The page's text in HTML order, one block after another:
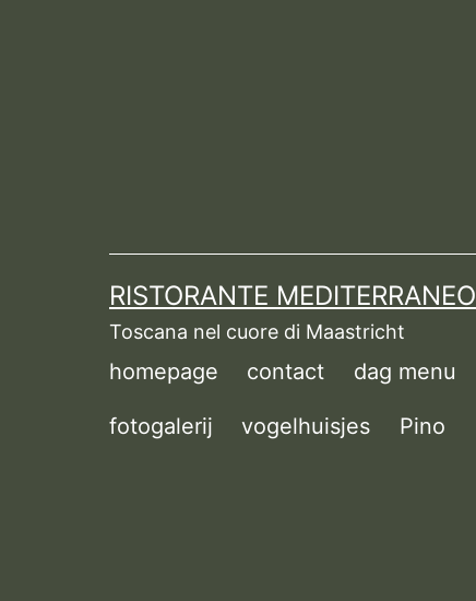
RISTORANTE MEDITERRANEO
Toscana nel cuore di Maastricht
homepage contact dag menu
fotogalerij vogelhuisjes Pino